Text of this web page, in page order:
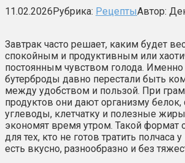
11.02.2026Рубрика: РецептыАвтор:
Завтрак часто решает, каким будет
спокойным и продуктивным или
постоянным чувством голода.
бутерброды давно перестали быть
между удобством и пользой. При
продуктов они дают организму
углеводы, клетчатку и полезные
экономят время утром. Такой формат
для тех, кто не готов тратить полчаса
есть вкусно, разнообразно и без